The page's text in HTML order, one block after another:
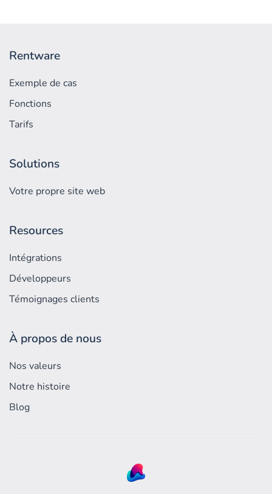
Rentware
Exemple de cas
Fonctions
Tarifs
Solutions
Votre propre site web
Resources
Intégrations
Développeurs
Témoignages clients
À propos de nous
Nos valeurs
Notre histoire
Blog